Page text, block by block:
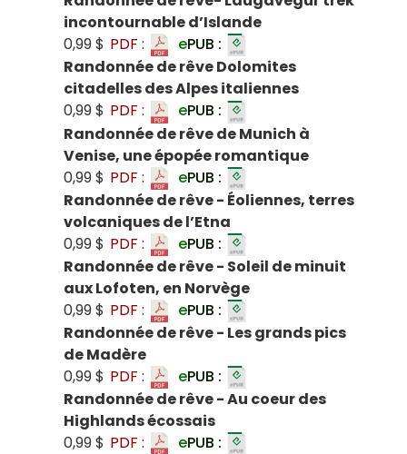
incontournable d’Islande
0,99 $ PDF : ePUB :
Randonnée de rêve Dolomites
citadelles des Alpes italiennes
0,99 $ PDF : ePUB :
Randonnée de rêve de Munich à
Venise, une épopée romantique
0,99 $ PDF : ePUB :
Randonnée de rêve - Éoliennes, terres
volcaniques de l’Etna
0,99 $ PDF : ePUB :
Randonnée de rêve - Soleil de minuit
aux Lofoten, en Norvège
0,99 $ PDF : ePUB :
Randonnée de rêve - Les grands pics
de Madère
0,99 $ PDF : ePUB :
Randonnée de rêve - Au coeur des
Highlands écossais
0,99 $ PDF : ePUB :